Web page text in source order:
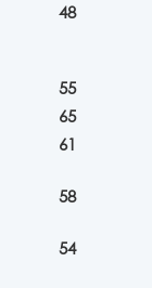
48
55
65
61
58
54